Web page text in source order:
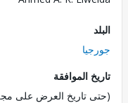
الموافقة
تاريخ العرض على مجلس